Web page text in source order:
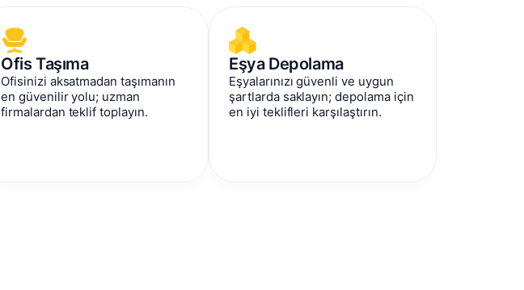
Ofis Taşıma
Ofisinizi aksatmadan taşımanın
en güvenilir yolu; uzman
firmalardan teklif toplayın.
Eşya Depolama
Eşyalarınızı güvenli ve uygun
şartlarda saklayın; depolama için
en iyi teklifleri karşılaştırın.